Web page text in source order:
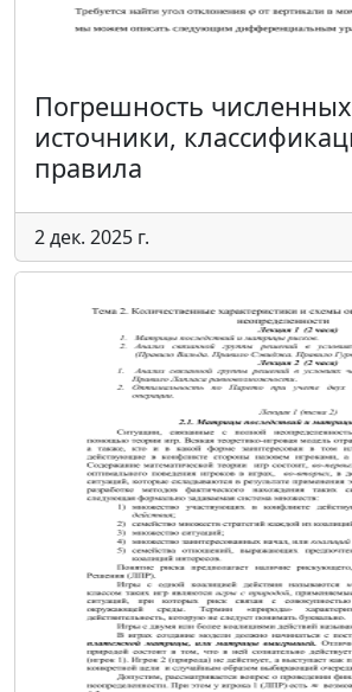
Погрешность
источники,
правила
2 дек. 2025 г.